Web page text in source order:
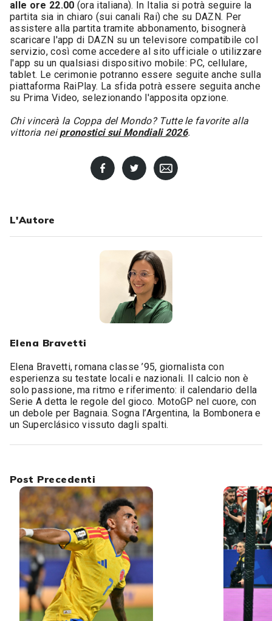
alle ore 22.00 (ora italiana). In Italia si potrà seguire la
partita sia in chiaro (sui canali Rai) che su DAZN. Per
assistere alla partita tramite abbonamento, bisognerà
scaricare l'app di DAZN su un televisore compatibile col
servizio, così come accedere al sito ufficiale o utilizzare
l'app su un qualsiasi dispositivo mobile: PC, cellulare,
tablet. Le cerimonie potranno essere seguite anche sulla
piattaforma RaiPlay. La sfida potrà essere seguita anche
su Prima Video, selezionando l'apposita opzione.
Chi vincerà la Coppa del Mondo? Tutte le favorite alla
vittoria neipronostici sui Mondiali 2026.
L'Autore
Elena Bravetti
Elena Bravetti, romana classe ’95, giornalista con
esperienza su testate locali e nazionali. Il calcio non è
solo passione, ma ritmo e riferimento: il calendario della
Serie A detta le regole del gioco. MotoGP nel cuore, con
un debole per Bagnaia. Sogna l’Argentina, la Bombonera e
un Superclásico vissuto dagli spalti.
Post Precedenti